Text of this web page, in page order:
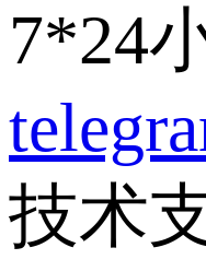
7*24
技术